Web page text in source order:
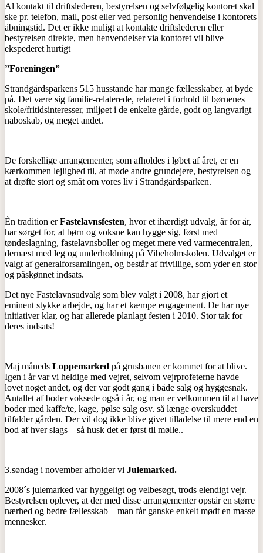
Al kontakt til driftslederen, bestyrelsen og selvfølgelig kontoret skal
ske pr. telefon, mail, post eller ved personlig henvendelse i kontorets
åbningstid. Det er ikke muligt at kontakte driftslederen eller
bestyrelsen direkte, men henvendelser via kontoret vil blive
ekspederet hurtigt
”Foreningen”
Strandgårdsparkens 515 husstande har mange fællesskaber, at byde
på. Det være sig familie-relaterede, relateret i forhold til børnenes
skole/fritidsinteresser, miljøet i de enkelte gårde, godt og langvarigt
naboskab, og meget andet.
De forskellige arrangementer, som afholdes i løbet af året, er en
kærkommen lejlighed til, at møde andre grundejere, bestyrelsen og
at drøfte stort og småt om vores liv i Strandgårdsparken.
Èn tradition erFastelavnsfesten, hvor et ihærdigt udvalg, år for år,
har sørget for, at børn og voksne kan hygge sig, først med
tøndeslagning, fastelavnsboller og meget mere ved varmecentralen,
dernæst med leg og underholdning på Vibeholmskolen. Udvalget er
valgt af generalforsamlingen, og består af frivillige, som yder en stor
og påskønnet indsats.
Det nye Fastelavnsudvalg som blev valgt i 2008, har gjort et
eminent stykke arbejde, og har et kæmpe engagement. De har nye
initiativer klar, og har allerede planlagt festen i 2010. Stor tak for
deres indsats!
Maj måneds Loppemarked på grusbanen er kommet for at blive.
Igen i år var vi heldige med vejret, selvom vejrprofeterne havde
lovet noget andet, og der var godt gang i både salg og hyggesnak.
Antallet af boder voksede også i år, og man er velkommen til at have
boder med kaffe/te, kage, pølse salg osv. så længe overskuddet
tilfalder gården. Der vil dog ikke blive givet tilladelse til mere end en
bod af hver slags – så husk det er først til mølle..
3.søndag i november afholder vi Julemarked.
2008´s julemarked var hyggeligt og velbesøgt, trods elendigt vejr.
Bestyrelsen oplever, at der med disse arrangementer opstår en større
nærhed og bedre fællesskab – man får ganske enkelt mødt en masse
mennesker.